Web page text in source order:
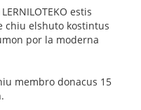
estis
chiu elshuto kostintus
por la moderna
membro donacus 15